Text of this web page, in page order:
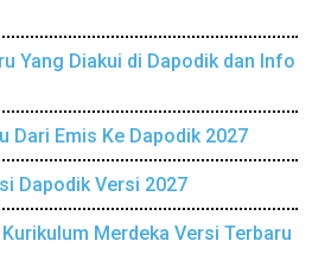
Yang Diakui di Dapodik dan Info
Dari Emis Ke Dapodik 2027
Dapodik Versi 2027
Merdeka Versi Terbaru